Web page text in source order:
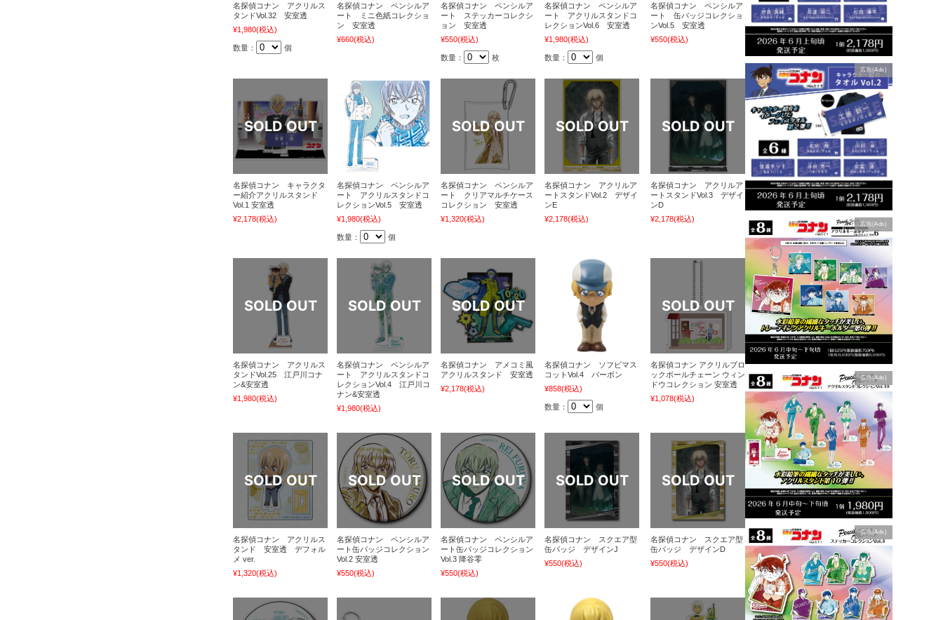
広告(Ads)
広告(Ads)
広告(Ads)
広告(Ads)
名探偵コナン アクリルス
タンドVol.32 安室透
¥1,980(税込)
数量： 個
名探偵コナン ペンシルア
ート ミニ色紙コレクショ
ン 安室透
¥660(税込)
名探偵コナン ペンシルア
ート ステッカーコレクシ
ョン 安室透
¥550(税込)
数量： 枚
名探偵コナン ペンシルア
ート アクリルスタンドコ
レクションVol.6 安室透
¥1,980(税込)
数量： 個
名探偵コナン ペンシルア
ート 缶バッジコレクショ
ンVol.5 安室透
¥550(税込)
名探偵コナン キャラクタ
ー紹介アクリルスタンド
Vol.1 安室透
¥2,178(税込)
名探偵コナン ペンシルア
ート アクリルスタンドコ
レクションVol.5 安室透
¥1,980(税込)
数量： 個
名探偵コナン ペンシルア
ート クリアマルチケース
コレクション 安室透
¥1,320(税込)
名探偵コナン アクリルア
ートスタンドVol.2 デザイ
ンE
¥2,178(税込)
名探偵コナン アクリルア
ートスタンドVol.3 デザイ
ンD
¥2,178(税込)
名探偵コナン アクリルス
タンドVol.25 江戸川コナ
ン&安室透
¥1,980(税込)
名探偵コナン ペンシルア
ート アクリルスタンドコ
レクションVol.4 江戸川コ
ナン&安室透
¥1,980(税込)
名探偵コナン アメコミ風
アクリルスタンド 安室透
¥2,178(税込)
名探偵コナン ソフビマス
コットVol.4 バーボン
¥858(税込)
数量： 個
名探偵コナン アクリルブロ
ックボールチェーン ウィン
ドウコレクション 安室透
¥1,078(税込)
名探偵コナン アクリルス
タンド 安室透 デフォル
メ ver.
¥1,320(税込)
名探偵コナン ペンシルア
ート缶バッジコレクション
Vol.2 安室透
¥550(税込)
名探偵コナン ペンシルア
ート缶バッジコレクション
Vol.3 降谷零
¥550(税込)
名探偵コナン スクエア型
缶バッジ デザインJ
¥550(税込)
名探偵コナン スクエア型
缶バッジ デザインD
¥550(税込)